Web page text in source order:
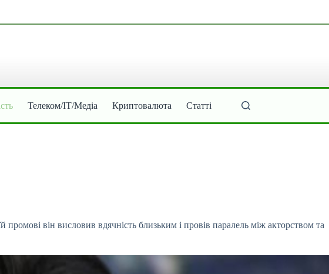
Телеком/ІТ/Медіа Криптовалюта Статті
він висловив вдячність близьким і провів паралель між акторством та